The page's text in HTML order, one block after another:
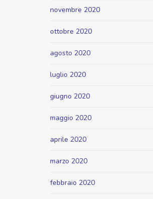
novembre 2020
ottobre 2020
agosto 2020
luglio 2020
giugno 2020
maggio 2020
aprile 2020
marzo 2020
febbraio 2020